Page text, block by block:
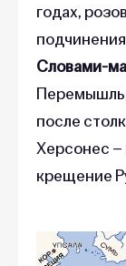
годах,
Словами-
после
Херсонес –
крещение